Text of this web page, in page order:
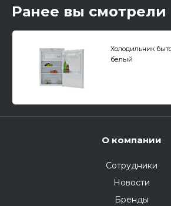
Ранее вы смотрели
Холодильник
белый
О компании
Сотрудники
Новости
Бренды